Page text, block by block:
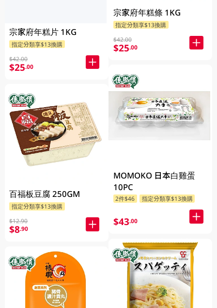
宗家府年糕片 1KG
指定分類享$13換購
$42.00
$25.00
百福板豆腐 250GM
指定分類享$13換購
$12.90
$8.90
宗家府年糕條 1KG
指定分類享$13換購
$42.00
$25.00
MOMOKO 日本白雞蛋
10PC
2件$46 指定分類享$13換購
$43.00